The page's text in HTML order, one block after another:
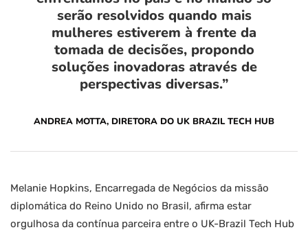
serão resolvidos quando mais
mulheres estiverem à frente da
tomada de decisões, propondo
soluções inovadoras através de
perspectivas diversas.”
ANDREA MOTTA, DIRETORA DO UK BRAZIL TECH HUB
Melanie Hopkins, Encarregada de Negócios da missão
diplomática do Reino Unido no Brasil, afirma estar
orgulhosa da contínua parceira entre o UK-Brazil Tech Hub